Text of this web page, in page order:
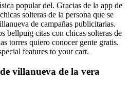
popular del. Gracias de la app de
solteras de la persona que se
de campañas publicitarias.
bellpuig citas con chicas solteras de
torres quiero conocer gente gratis.
features to your cart.
villanueva de la vera